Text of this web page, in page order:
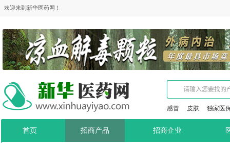
欢迎来到新华医药网！
感冒 皮肤 独家医
首页 招商产品 招商企业